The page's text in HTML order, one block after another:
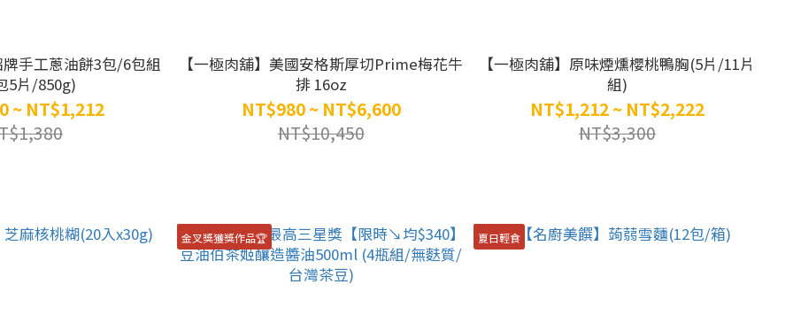
手工蔥油餅3包/6包組
5片/850g)
~ NT$1,212
【一極肉舖】美國安格斯厚切Prime梅花牛
排 16oz
NT$980 ~ NT$6,600
NT$10,450
【一極肉舖】原味煙燻櫻桃鴨胸(5片/11片
組)
NT$1,212 ~ NT$2,222
NT$3,300
金叉獎獲獎作品🏆 夏日輕食